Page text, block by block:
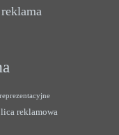
reklama
reprezentacyjne
reklamowa